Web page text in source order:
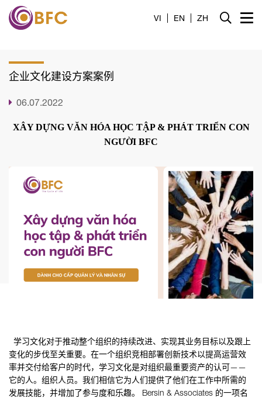
家
产品
服务
工具
VI EN ZH
企业文化建设方案案例
06.07.2022
XÂY DỰNG VĂN HÓA HỌC TẬP & PHÁT TRIỂN CON
NGƯỜI BFC
学习文化对于推动整个组织的持续改进、实现其业务目标以及跟上
变化的步伐至关重要。在一个组织竞相部署创新技术以提高运营效
率并交付给客户的时代，学习文化是对组织最重要资产的认可——
它的人。组织人员。我们相信它为人们提供了他们在工作中所需的
发展技能，并增加了参与度和乐趣。 Bersin & Associates 的一项名